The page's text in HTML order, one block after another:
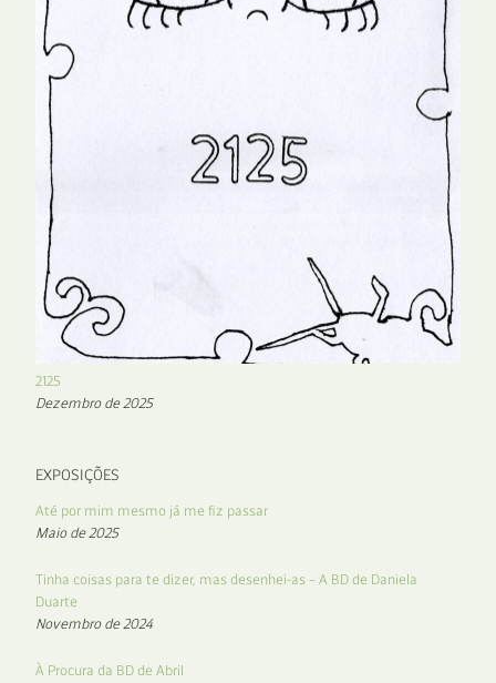
2125
Dezembro de 2025
EXPOSIÇÕES
Até por mim mesmo já me fiz passar
Maio de 2025
Tinha coisas para te dizer, mas desenhei-as – A BD de Daniela
Duarte
Novembro de 2024
À Procura da BD de Abril